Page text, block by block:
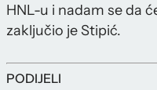
HNL-u i nadam se da
zaključio je Stipić.
PODIJELI